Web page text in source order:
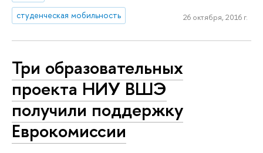
студенческая мобильность
26 октября, 2016 г.
Три образовательных
проекта НИУ ВШЭ
получили поддержку
Еврокомиссии